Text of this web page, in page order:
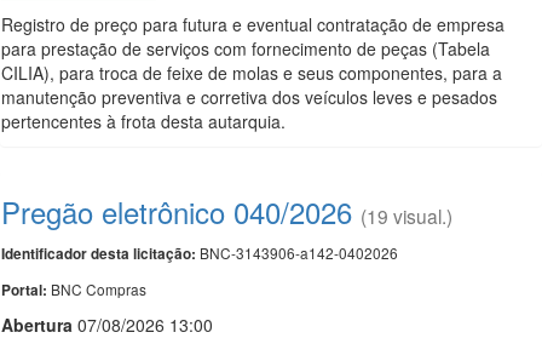
Registro de preço para futura e eventual contratação de empresa
para prestação de serviços com fornecimento de peças (Tabela
CILIA), para troca de feixe de molas e seus componentes, para a
manutenção preventiva e corretiva dos veículos leves e pesados
pertencentes à frota desta autarquia.
Pregão eletrônico 040/2026 (19 visual.)
Identificador desta licitação: BNC-3143906-a142-0402026
Portal: BNC Compras
Abertura 07/08/2026 13:00